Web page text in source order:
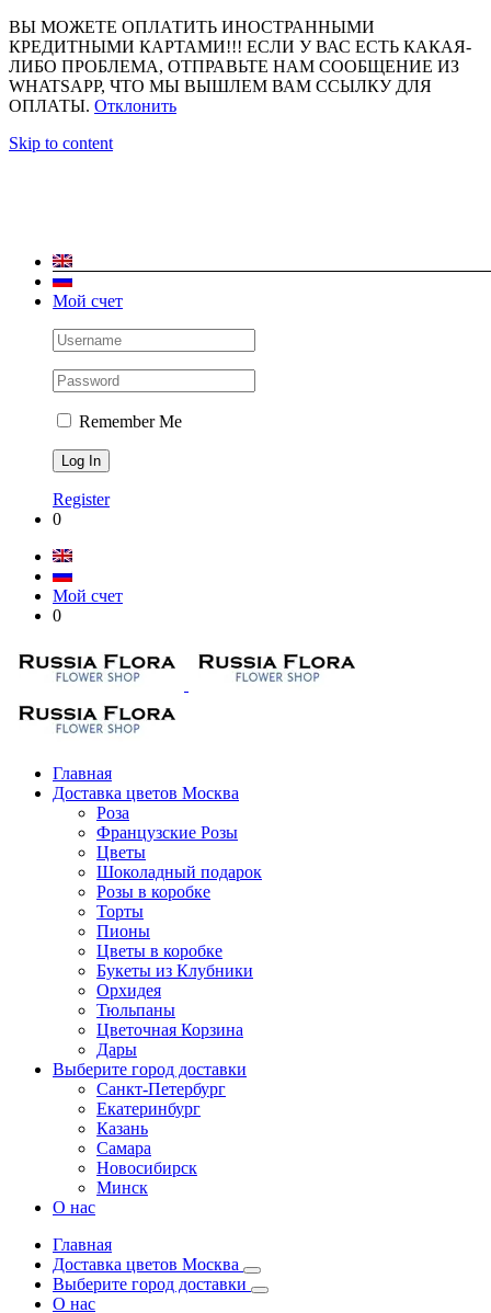
ВЫ МОЖЕТЕ ОПЛАТИТЬ ИНОСТРАННЫМИ
КРЕДИТНЫМИ КАРТАМИ!!! ЕСЛИ У ВАС ЕСТЬ КАКАЯ-
ЛИБО ПРОБЛЕМА, ОТПРАВЬТЕ НАМ СООБЩЕНИЕ ИЗ
WHATSAPP, ЧТО МЫ ВЫШЛЕМ ВАМ ССЫЛКУ ДЛЯ
ОПЛАТЫ. Отклонить
Skip to content
Мой счет
Remember Me
Register
0
Мой счет
0
Главная
Доставка цветов Москва
Роза
Французские Розы
Цветы
Шоколадный подарок
Розы в коробке
Торты
Пионы
Цветы в коробке
Букеты из Клубники
Орхидея
Тюльпаны
Цветочная Корзина
Дары
Выберите город доставки
Санкт-Петербург
Екатеринбург
Казань
Самара
Новосибирск
Минск
О нас
Главная
Доставка цветов Москва
Выберите город доставки
О нас